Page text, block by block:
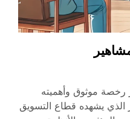
رخصة موثوق وأهميته
الذي يشهده قطاع التسويق